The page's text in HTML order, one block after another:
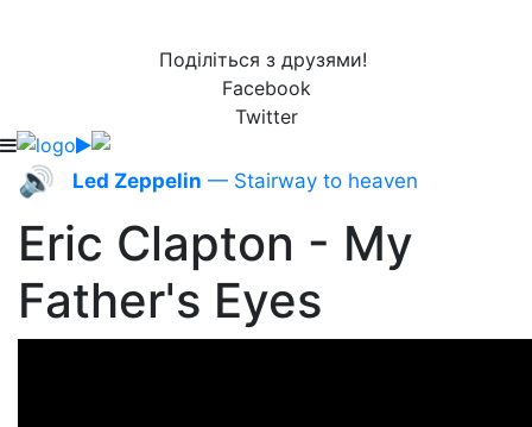
Поділіться з друзями!
Facebook
Twitter
🔊 Led Zeppelin — Stairway to heaven
Eric Clapton - My
Father's Eyes